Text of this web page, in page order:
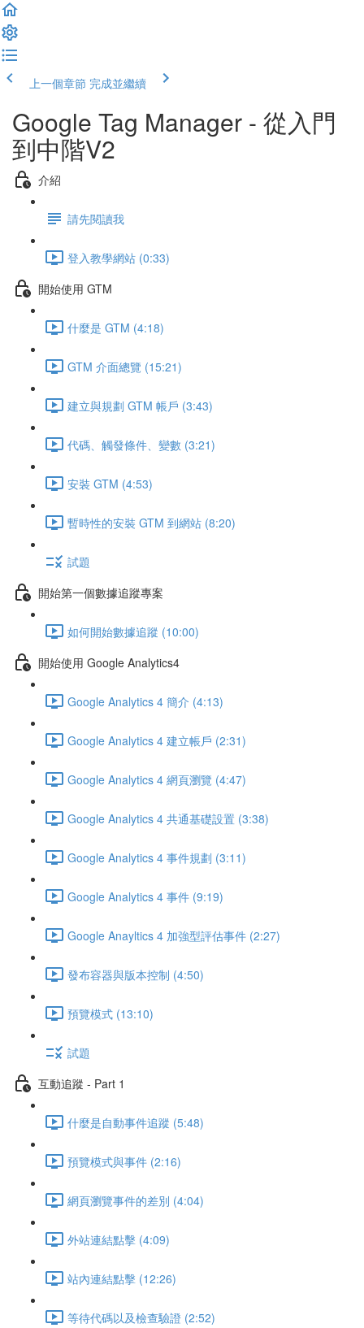
上一個章節 完成並繼續
Google Tag Manager - 從入門
到中階V2
介紹
請先閱讀我
登入教學網站 (0:33)
開始使用 GTM
什麼是 GTM (4:18)
GTM 介面總覽 (15:21)
建立與規劃 GTM 帳戶 (3:43)
代碼、觸發條件、變數 (3:21)
安裝 GTM (4:53)
暫時性的安裝 GTM 到網站 (8:20)
試題
開始第一個數據追蹤專案
如何開始數據追蹤 (10:00)
開始使用 Google Analytics4
Google Analytics 4 簡介 (4:13)
Google Analytics 4 建立帳戶 (2:31)
Google Analytics 4 網頁瀏覽 (4:47)
Google Analytics 4 共通基礎設置 (3:38)
Google Analytics 4 事件規劃 (3:11)
Google Analytics 4 事件 (9:19)
Google Anayltics 4 加強型評估事件 (2:27)
發布容器與版本控制 (4:50)
預覽模式 (13:10)
試題
互動追蹤 - Part 1
什麼是自動事件追蹤 (5:48)
預覽模式與事件 (2:16)
網頁瀏覽事件的差別 (4:04)
外站連結點擊 (4:09)
站內連結點擊 (12:26)
等待代碼以及檢查驗證 (2:52)